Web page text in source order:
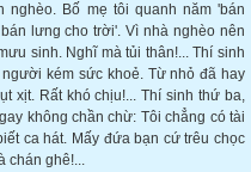
nghèo. Bố mẹ tôi quanh năm 'bán
lưng cho trời'. Vì nhà nghèo nên
sinh. Nghĩ mà tủi thân!... Thí sinh
kém sức khoẻ. Từ nhỏ đã hay
xịt. Rất khó chịu!... Thí sinh thứ ba,
không chần chừ: Tôi chẳng có tài
ca hát. Mấy đứa bạn cứ trêu chọc
chán ghê!...